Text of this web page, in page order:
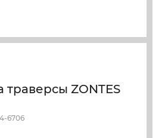
траверсы ZONTES
6706